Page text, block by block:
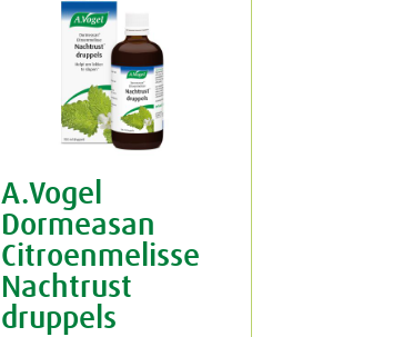
A.Vogel
Dormeasan
Citroenmelisse
Nachtrust
druppels